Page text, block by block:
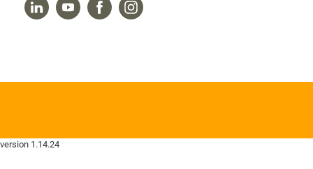
version 1.14.24